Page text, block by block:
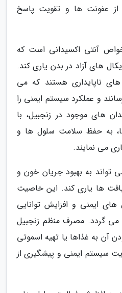
عفونت ها و تقویت پاسخ
خواص آنتی اکسیدانی است که
های آزاد در بدن یاری کند.
های ناپایداری هستند که می
و عملکرد سیستم ایمنی را
های موجود در زنجبیل، با
به حفظ سلامت سلول ها و
می نمایند.
تواند به بهبود جریان خون و
ها یاری کند. این خاصیت
ایمنی و افزایش توانایی
می گردد. مصرف منظم زنجبیل
آن به غذاها یا تهیه اسموتی
سیستم ایمنی و پیشگیری از